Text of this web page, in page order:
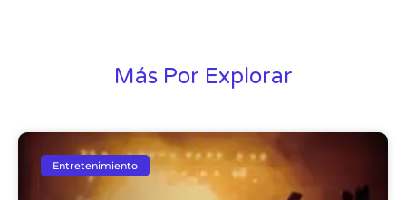
Más Por Explorar
Entretenimiento